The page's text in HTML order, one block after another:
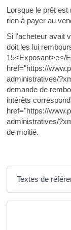
Lorsque le prêt est
rien à payer au
Si l'acheteur avait
doit les lui
15<Exposant>e</
href="https://
administratives/
demande de
intérêts
href="https://
administratives/
de moitié.
Textes de